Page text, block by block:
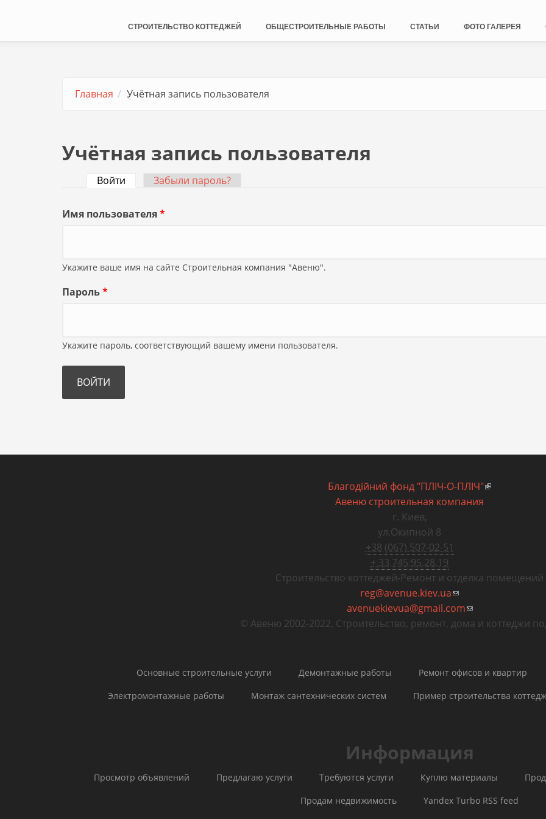
СТРОИТЕЛЬСТВО КОТТЕДЖЕЙ ОБЩЕСТРОИТЕЛЬНЫЕ РАБОТЫ СТАТЬИ ФОТО ГАЛЕРЕЯ
Главная Учётная запись пользователя
Учётная запись пользователя
Войти (активная вкладка)
Забыли пароль?
Имя пользователя*
Укажите ваше имя на сайте Строительная компания "Авеню".
Пароль*
Укажите пароль, соответствующий вашему имени пользователя.
Благодiйний фонд "ПЛIЧ-О-ПЛIЧ"(внешняя
Авеню строительная компания
г. Киев,
ул.Окипной 8
+38 (067) 507-02-51
+ 33.745.95.28.19
Строительство коттеджей-Ремонт и отделка помещений
reg@avenue.kiev.ua(ссылка для
avenuekievua@gmail.com(ссылка для
© Авеню 2002-2022. Строительство, ремонт, дома и коттеджи
Основные строительные услуги Демонтажные работы Ремонт офисов и квартир
Электромонтажные работы
Монтаж сантехнических систем Пример строительства
Информация
Просмотр объявлений Предлагаю услуги Требуются услуги Куплю материалы
Продам недвижимость
Yandex Turbo RSS feed